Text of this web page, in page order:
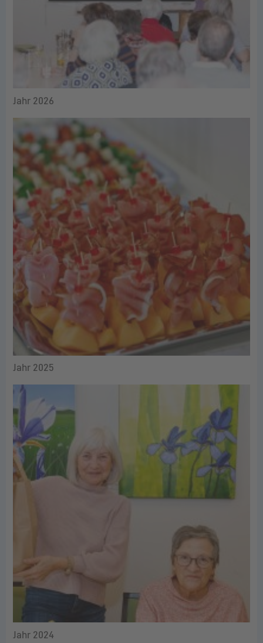
Jahr 2026
Jahr 2025
Jahr 2024